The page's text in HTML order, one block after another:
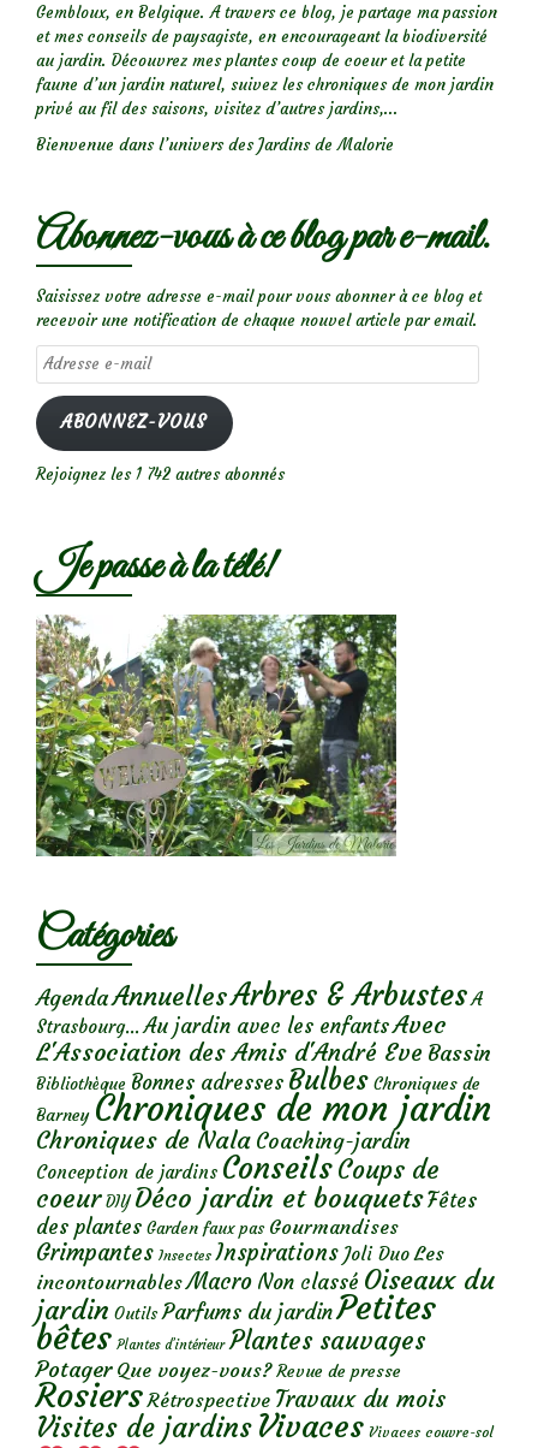
Gembloux, en Belgique. A travers ce blog, je partage ma passion
et mes conseils de paysagiste, en encourageant la biodiversité
au jardin. Découvrez mes plantes coup de coeur et la petite
faune d’un jardin naturel, suivez les chroniques de mon jardin
privé au fil des saisons, visitez d’autres jardins,...
Bienvenue dans l’univers des Jardins de Malorie
Abonnez-vous à ce blog par e-mail.
Saisissez votre adresse e-mail pour vous abonner à ce blog et
recevoir une notification de chaque nouvel article par email.
Adresse
e-
mail
ABONNEZ-VOUS
Rejoignez les 1 742 autres abonnés
Je passe à la télé!
Catégories
AgendaAnnuellesArbres & Arbustes A
Strasbourg... Au jardin avec les enfantsAvec
L'Association des Amis d'André Eve Bassin
Bibliothèque Bonnes adresses Bulbes Chroniques de
Barney Chroniques de mon jardin
Chroniques de Nala Coaching-jardin
Conception de jardins ConseilsCoups de
coeur DIY Déco jardin et bouquetsFêtes
des plantes Garden faux pas Gourmandises
Grimpantes Insectes Inspirations Joli Duo Les
incontournables Macro Non classé Oiseaux du
jardin Outils Parfums du jardinPetites
bêtes Plantes d’intérieur Plantes sauvages
Potager Que voyez-vous? Revue de presse
Rosiers Rétrospective Travaux du mois
Visites de jardins Vivaces Vivaces couvre-sol